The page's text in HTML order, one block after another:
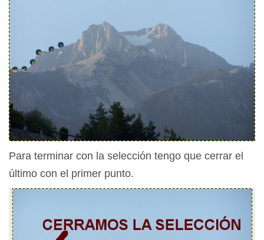
Para terminar con la selección tengo que cerrar el
último con el primer punto.